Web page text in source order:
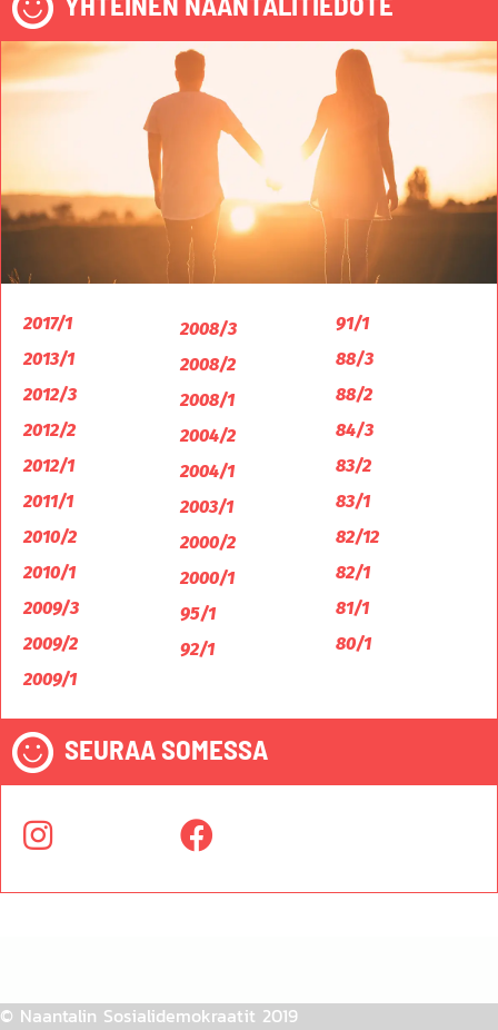
2017/1
2013/1
2012/3
2012/2
2012/1
2011/1
2010/2
2010/1
2009/3
2009/2
2009/1
2008/3
2008/2
2008/1
2004/2
2004/1
2003/1
2000/2
2000/1
95/1
92/1
91/1
88/3
88/2
84/3
83/2
83/1
82/12
82/1
81/1
80/1
SEURAA SOMESSA
© Naantalin Sosialidemokraatit 2019